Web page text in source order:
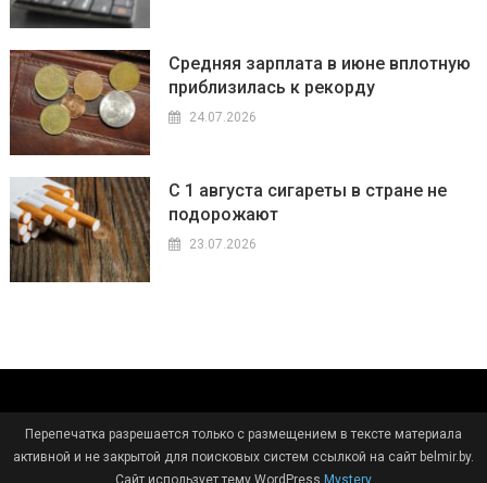
Средняя зарплата в июне вплотную
приблизилась к рекорду
24.07.2026
С 1 августа сигареты в стране не
подорожают
23.07.2026
Перепечатка разрешается только с размещением в тексте материала
активной и не закрытой для поисковых систем ссылкой на сайт belmir.by.
Сайт использует тему WordPress Mystery